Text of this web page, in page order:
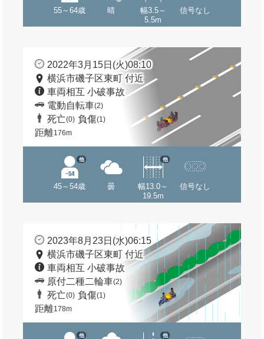
55～64歳 晴
幅3.5～
5.5m
信号なし
2022年3月15日(火)08:10
横浜市磯子区東町 付近
車両相互 小破事故
電動自転車(2)
死亡(0) 負傷(1)
距離176m
45～54歳
他
曇
幅13.0～
19.5m
他
信号なし
2023年8月23日(水)06:15
横浜市磯子区東町 付近
車両相互 小破事故
原付二種二輪車(2)
死亡(0) 負傷(1)
距離178m
他 他